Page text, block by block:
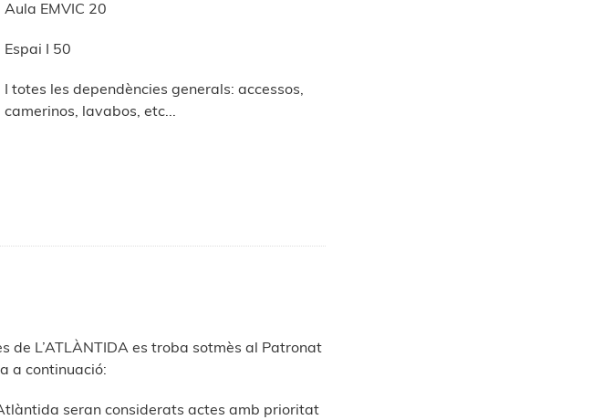
Aula EMVIC 20
Espai I 50
I totes les dependències generals: accessos,
camerinos, lavabos, etc...
de L’ATLÀNTIDA es troba sotmès al Patronat
a continuació:
seran considerats actes amb prioritat